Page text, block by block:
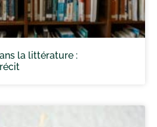
la littérature :